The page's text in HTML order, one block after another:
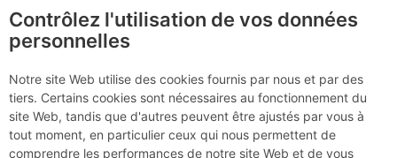
certaines pages ne sont plus accessibles, manquantes ou
incomplètes, déconnectez-vous puis reconnectez-vous à votre
compte sur le site.
Grand Chavalard : Face
E
Mardi 28 mars 2017
Contrôlez l'utilisation de vos données
personnelles
Notre site Web utilise des cookies fournis par nous et par des
tiers. Certains cookies sont nécessaires au fonctionnement du
site Web, tandis que d'autres peuvent être ajustés par vous à
tout moment, en particulier ceux qui nous permettent de
comprendre les performances de notre site Web et de vous